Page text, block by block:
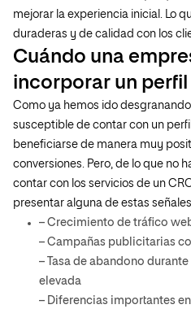
mejorar la experiencia inicial. Lo
duraderas y de calidad con los
Cuándo una
incorporar un perfil
Como ya hemos ido
susceptible de contar con un
beneficiarse de manera muy
conversiones. Pero, de lo que no
contar con los servicios de un
presentar alguna de estas
– Crecimiento de tráfico
– Campañas publicitarias
– Tasa de abandono
elevada
– Diferencias importantes